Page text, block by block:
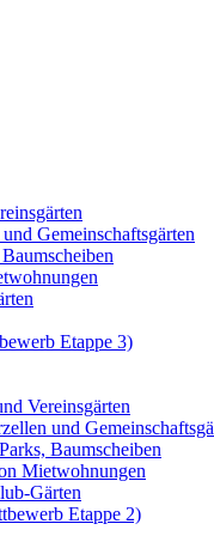
Gemeinschaftsgärten
Etappe 3)
Vereinsgärten
und
Baumscheiben
Mietwohnungen
Gärten
Etappe 2)